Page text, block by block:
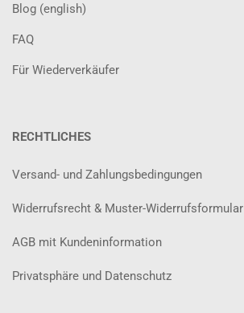
Blog (english)
FAQ
Für Wiederverkäufer
RECHTLICHES
Versand- und Zahlungsbedingungen
Widerrufsrecht & Muster-Widerrufsformular
AGB mit Kundeninformation
Privatsphäre und Datenschutz